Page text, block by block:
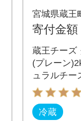
79】
宮城県蔵王
寄付金額
蔵王チーズ
(プレーン
ュラルチー
冷蔵